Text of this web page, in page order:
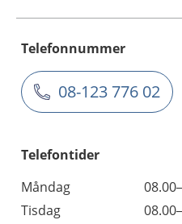
Telefonnummer
08-123 776 02
Telefontider
Måndag
Tisdag